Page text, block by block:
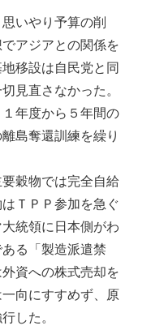
いやり予算の削
アジアとの関係を
移設は自民党と同
見直さなかった。
年度から５年間の
島奪還訓練を繰り
穀物では完全自給
ＴＰＰ参加を急ぐ
統領に日本側がわ
る「製造派遣禁
資への株式売却を
向にすすめず、原
した。